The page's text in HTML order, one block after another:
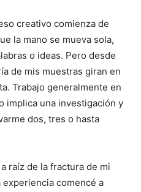
creativo comienza de
la mano se mueva sola,
o ideas. Pero desde
de mis muestras giran en
Trabajo generalmente en
implica una investigación y
dos, tres o hasta
raíz de la fractura de mi
comencé a